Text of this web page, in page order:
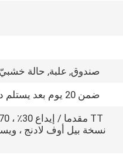
صندوق, علبة, حالة
ضمن 20 يوم بعد يستلم دفع أو راسب
نسخة بيل أوف لادنج ،